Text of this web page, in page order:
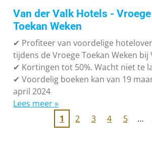
Van der Valk Hotels - Vroege
Toekan Weken
✔ Profiteer van voordelige
tijdens de Vroege Toekan Weken bij
✔ Kortingen tot 50%. Wacht niet te
✔ Voordelig boeken kan van 19
april 2024
Lees meer »
1
2 3 4 5